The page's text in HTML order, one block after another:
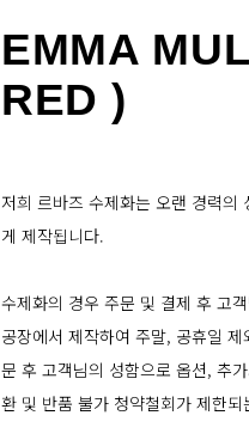
EMMA
RED )
저희 르바즈 수제화는 오랜 경력의
게 제작됩니다.
수제화의 경우 주문 및 결제 후 고
공장에서 제작하여 주말, 공휴일
문 후 고객님의 성함으로 옵션, 추
환 및 반품 불가 청약철회가 제한